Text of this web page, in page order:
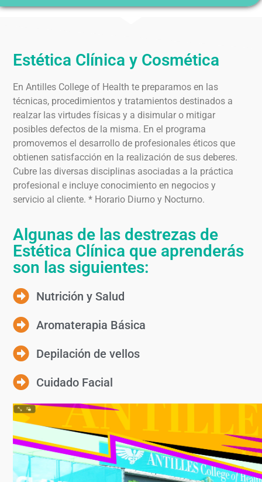
Estética Clínica y Cosmética
En Antilles College of Health te preparamos en las
técnicas, procedimientos y tratamientos destinados a
realzar las virtudes físicas y a disimular o mitigar
posibles defectos de la misma. En el programa
promovemos el desarrollo de profesionales éticos que
obtienen satisfacción en la realización de sus deberes.
Cubre las diversas disciplinas asociadas a la práctica
profesional e incluye conocimiento en negocios y
servicio al cliente. * Horario Diurno y Nocturno.
Algunas de las destrezas de
Estética Clínica que aprenderás
son las siguientes:
Nutrición y Salud
Aromaterapia Básica
Depilación de vellos
Cuidado Facial